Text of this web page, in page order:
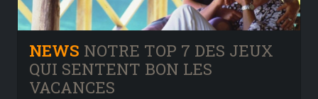
NEWS NOTRE TOP 7 DES JEUX
QUI SENTENT BON LES
VACANCES